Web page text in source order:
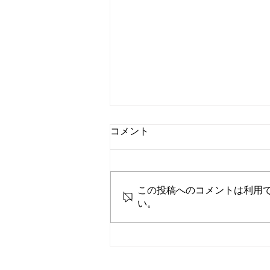
★初めてご来院される方へ★
コメント
この投稿へのコメントは利用
い。